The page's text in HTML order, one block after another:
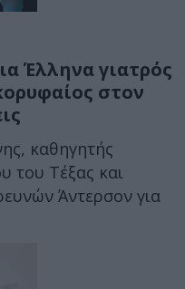
Έλληνα γιατρός
στον
καθηγητής
του Τέξας και
Άντερσον για